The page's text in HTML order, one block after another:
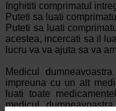
Inghititi comprimatul
Puteti sa luati
Puteti sa luati
acestea, incercati sa il
lucru va va ajuta sa va
Medicul
impreuna cu un alt
luati toate
medicul